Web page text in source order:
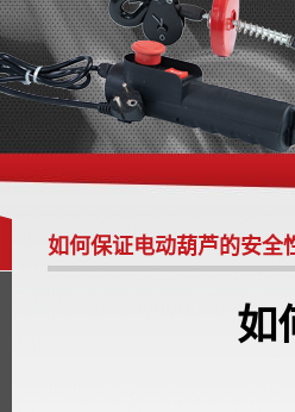
如何保证电动葫芦的安全
如